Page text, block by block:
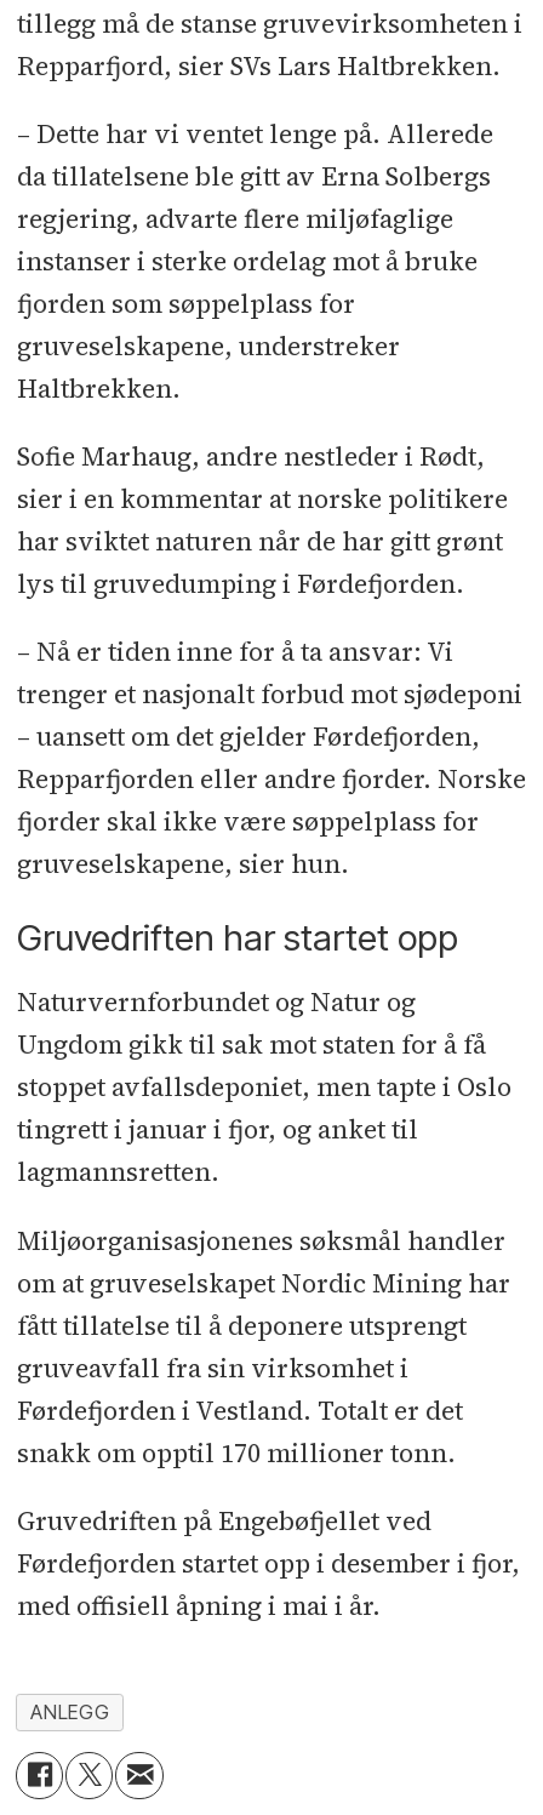
tillegg må de stanse gruvevirksomheten i
Repparfjord, sier SVs Lars Haltbrekken.
– Dette har vi ventet lenge på. Allerede
da tillatelsene ble gitt av Erna Solbergs
regjering, advarte flere miljøfaglige
instanser i sterke ordelag mot å bruke
fjorden som søppelplass for
gruveselskapene, understreker
Haltbrekken.
Sofie Marhaug, andre nestleder i Rødt,
sier i en kommentar at norske politikere
har sviktet naturen når de har gitt grønt
lys til gruvedumping i Førdefjorden.
– Nå er tiden inne for å ta ansvar: Vi
trenger et nasjonalt forbud mot sjødeponi
– uansett om det gjelder Førdefjorden,
Repparfjorden eller andre fjorder. Norske
fjorder skal ikke være søppelplass for
gruveselskapene, sier hun.
Gruvedriften har startet opp
Naturvernforbundet og Natur og
Ungdom gikk til sak mot staten for å få
stoppet avfallsdeponiet, men tapte i Oslo
tingrett i januar i fjor, og anket til
lagmannsretten.
Miljøorganisasjonenes søksmål handler
om at gruveselskapet Nordic Mining har
fått tillatelse til å deponere utsprengt
gruveavfall fra sin virksomhet i
Førdefjorden i Vestland. Totalt er det
snakk om opptil 170 millioner tonn.
Gruvedriften på Engebøfjellet ved
Førdefjorden startet opp i desember i fjor,
med offisiell åpning i mai i år.
ANLEGG